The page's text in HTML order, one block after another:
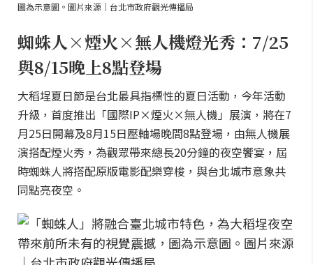
圖為示意圖。圖片來源｜台北市政府觀光傳播局
蜘蛛人×煙火×無人機燈光秀：7/25
與8/15晚上8點登場
大稻埕夏日節是台北最具指標性的夏日活動，今年活動
升級，首度推出「國際IP×煙火×無人機」展演，將在7
月25日開幕及8月15日壓軸場晚間8點登場，由無人機展
演搭配煙火秀，為觀眾帶來總長20分鐘的夜空饗宴，屆
時蜘蛛人將搭配原版電影配樂穿梭，與台北城市意象共
同點亮夜空。